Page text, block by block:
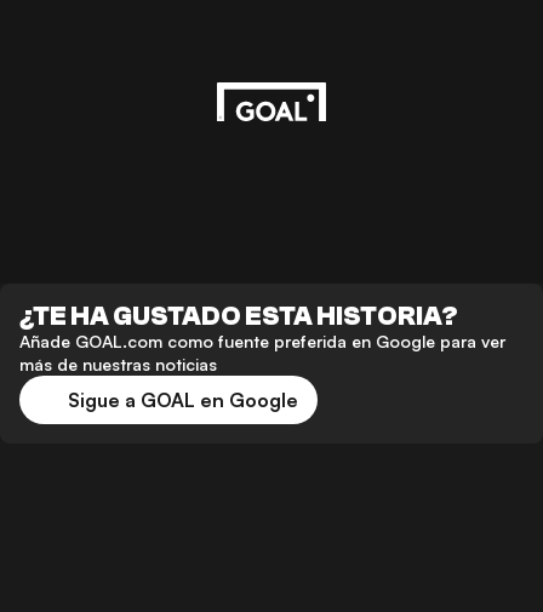
¿TE HA GUSTADO ESTA HISTORIA?
Añade GOAL.com como fuente preferida en Google para ver
más de nuestras noticias
Sigue a GOAL en Google